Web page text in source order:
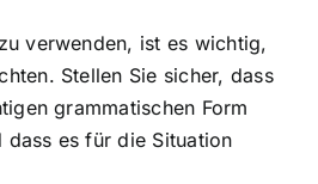
verwenden, ist es wichtig,
Stellen Sie sicher, dass
grammatischen Form
es für die Situation